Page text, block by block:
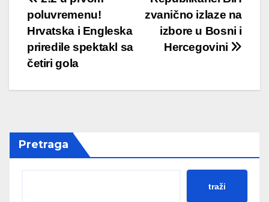
navigation
zvanično izlaze na
izbore u Bosni i
Hercegovini
poluvremenu!
Hrvatska i Engleska
priredile spektakl sa
četiri gola
Pretraga
traži